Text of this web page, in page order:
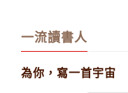
一流讀書人